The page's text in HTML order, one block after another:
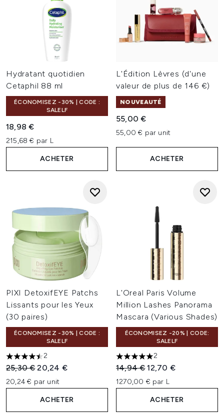
Hydratant quotidien
Cetaphil 88 ml
ÉCONOMISEZ -30% | CODE :
SALELF
18,98 €
215,68 € par L
ACHETER
L'Édition Lèvres (d'une
valeur de plus de 146 €)
NOUVEAUTÉ
55,00 €
55,00 € par unit
ACHETER
PIXI DetoxifEYE Patchs
Lissants pour les Yeux
(30 paires)
ÉCONOMISEZ -30% | CODE :
SALELF
4.5 étoiles sur un maximum de 5
2
Prix de vente :
25,30 €Prix ​​actuel :
20,24 €
20,24 € par unit
ACHETER
L'Oreal Paris Volume
Million Lashes Panorama
Mascara (Various Shades)
ÉCONOMISEZ -20% | CODE:
SALELF
5 étoiles sur un maximum de
2
Prix de vente :
14,94 €Prix ​​actuel :
12,70 €
1270,00 € par L
ACHETER